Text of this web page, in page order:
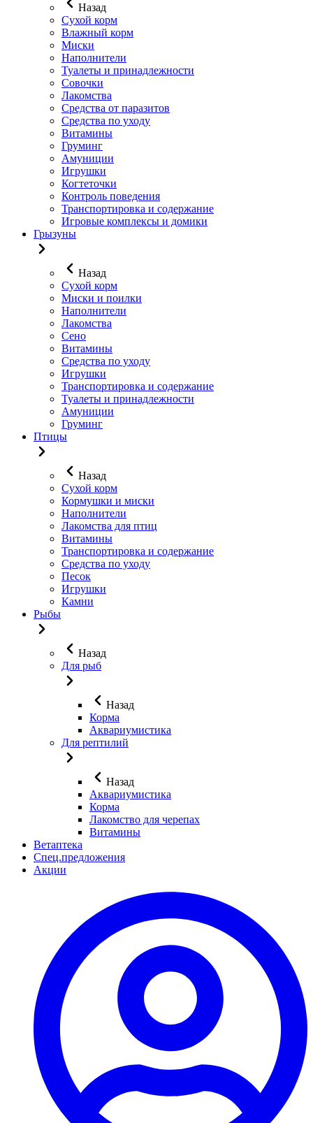
Назад
Сухой корм
Влажный корм
Миски
Наполнители
Туалеты и принадлежности
Совочки
Лакомства
Средства от паразитов
Средства по уходу
Витамины
Груминг
Амуниции
Игрушки
Когтеточки
Контроль поведения
Транспортировка и содержание
Игровые комплексы и домики
Грызуны
Назад
Сухой корм
Миски и поилки
Наполнители
Лакомства
Сено
Витамины
Средства по уходу
Игрушки
Транспортировка и содержание
Туалеты и принадлежности
Амуниции
Груминг
Птицы
Назад
Сухой корм
Кормушки и миски
Наполнители
Лакомства для птиц
Витамины
Транспортировка и содержание
Средства по уходу
Песок
Игрушки
Камни
Рыбы
Назад
Для рыб
Назад
Корма
Аквариумистика
Для рептилий
Назад
Аквариумистика
Корма
Лакомство для черепах
Витамины
Ветаптека
Спец.предложения
Акции